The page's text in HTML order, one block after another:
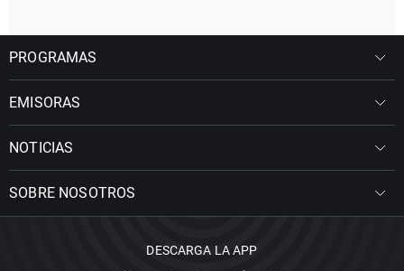
PROGRAMAS
EMISORAS
NOTICIAS
SOBRE NOSOTROS
DESCARGA LA APP